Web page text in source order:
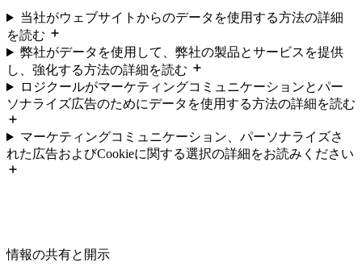
当社がウェブサイトからのデータを使用する方法の詳細
を読む
弊社がデータを使用して、弊社の製品とサービスを提供
し、強化する方法の詳細を読む
ロジクールがマーケティングコミュニケーションとパー
ソナライズ広告のためにデータを使用する方法の詳細を読む
マーケティングコミュニケーション、パーソナライズさ
れた広告およびCookieに関する選択の詳細をお読みください
情報の共有と開示